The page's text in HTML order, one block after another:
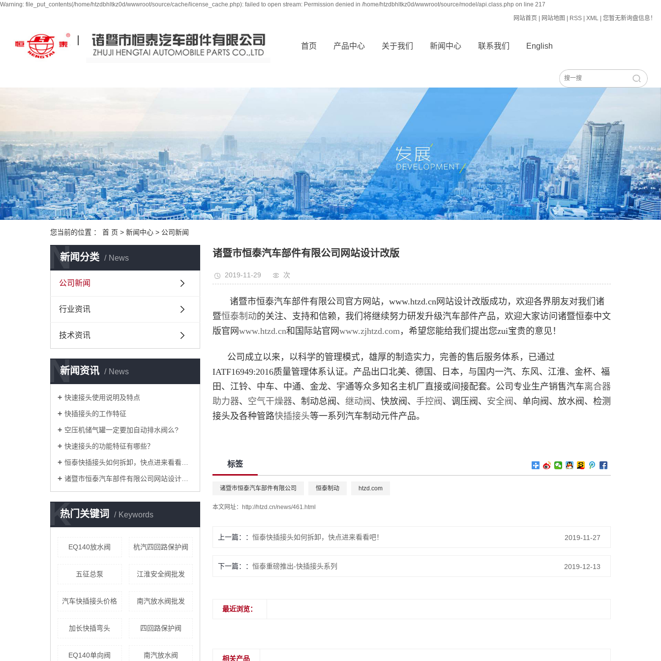
Warning: file_put_contents(/home/htzdbhltkz0d/wwwroot/source/cache/license_cache.php): failed to open stream: Permission denied in /home/htzdbhltkz0d/wwwroot/source/model/api.class.php on line 217
网站首页
网站地图 RSS XML 您暂无新询盘信息！
首页 产品中心 关于我们 新闻中心 联系我们 English
您当前的位置 ： 首 页 > 新闻中心 > 公司新闻
新闻分类 News
N
公司新闻
行业资讯
技术资讯
新闻资讯 News
N
快速接头使用说明及特点
快插接头的工作特征
空压机储气罐一定要加自动排水阀么?
快速接头的功能特征有哪些？
恒泰快插接头如何拆卸，快点进来看看吧！
诸暨市恒泰汽车部件有限公司网站设计改版
热门关键词 Keywords
K
EQ140放水阀 杭汽四回路保护阀
五征总泵 江淮安全阀批发
汽车快插接头价格 南汽放水阀批发
加长快插弯头 四回路保护阀
EQ140单向阀 南汽放水阀
诸暨市恒泰汽车部件有限公司网站设计改版
2019-11-29 次
诸暨市恒泰汽车部件有限公司官方网站，www.htzd.cn网站设计改版成功，欢迎各界朋友对我们诸
暨恒泰制动的关注、支持和信赖，我们将继续努力研发升级汽车部件产品，欢迎大家访问诸暨恒泰中文
版官网www.htzd.cn和国际站官网www.zjhtzd.com，希望您能给我们提出您zui宝贵的意见！
公司成立以来，以科学的管理模式，雄厚的制造实力，完善的售后服务体系，已通过
IATF16949:2016质量管理体系认证。产品出口北美、德国、日本，与国内一汽、东风、江淮、金杯、福
田、江铃、中车、中通、金龙、宇通等众多知名主机厂直接或间接配套。公司专业生产销售汽车离合器
助力器、 空气干燥器、制动总阀、 继动阀 、快放阀、 手控阀 、调压阀、 安全阀 、单向阀、放水阀、检测
接头及各种管路快插接头等一系列汽车制动元件产品。
标签
诸暨市恒泰汽车部件有限公司 恒泰制动 htzd.com
本文网址： http://htzd.cn/news/461.html
上一篇： 恒泰快插接头如何拆卸，快点进来看看吧！ 2019-11-27
下一篇： 恒泰重磅推出-快插接头系列 2019-12-13
最近浏览：
相关产品